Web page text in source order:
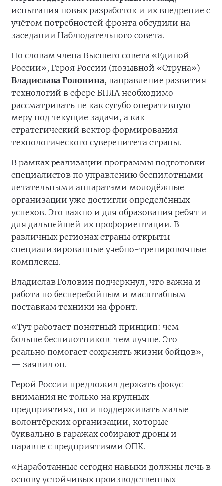
испытания новых разработок и их внедрение с
учётом потребностей фронта обсудили на
заседании Наблюдательного совета.
По словам члена Высшего совета «Единой
России», Героя России (позывной «Струна»)
Владислава Головина, направление развития
технологий в сфере БПЛА необходимо
рассматривать не как сугубо оперативную
меру под текущие задачи, а как
стратегический вектор формирования
технологического суверенитета страны.
В рамках реализации программы подготовки
специалистов по управлению беспилотными
летательными аппаратами молодёжные
организации уже достигли определённых
успехов. Это важно и для образования ребят и
для дальнейшей их профориентации. В
различных регионах страны открыты
специализированные учебно-тренировочные
комплексы.
Владислав Головин подчеркнул, что важна и
работа по бесперебойным и масштабным
поставкам техники на фронт.
«Тут работает понятный принцип: чем
больше беспилотников, тем лучше. Это
реально помогает сохранять жизни бойцов»,
— заявил он.
Герой России предложил держать фокус
внимания не только на крупных
предприятиях, но и поддерживать малые
волонтёрских организации, которые
буквально в гаражах собирают дроны и
наравне с предприятиями ОПК.
«Наработанные сегодня навыки должны лечь в
основу устойчивых производственных